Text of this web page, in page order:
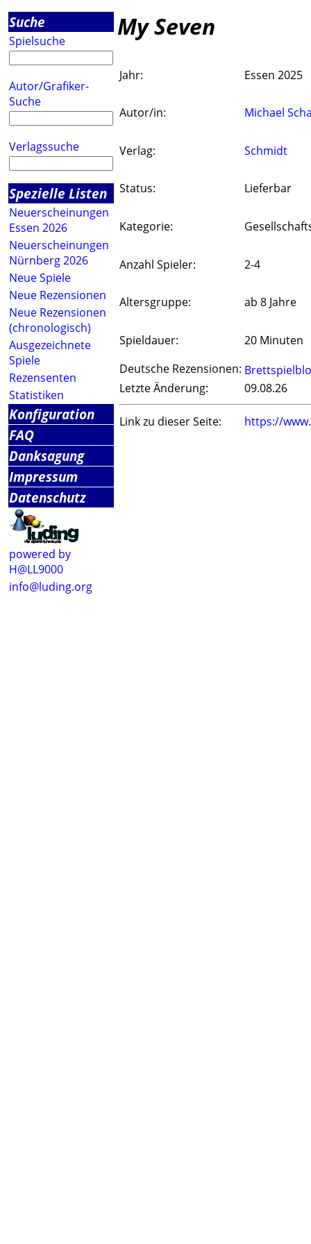
Suche
Spielsuche
Autor/Grafiker-
Suche
Verlagssuche
Spezielle Listen
Neuerscheinungen
Essen 2026
Neuerscheinungen
Nürnberg 2026
Neue Spiele
Neue Rezensionen
Neue Rezensionen
(chronologisch)
Ausgezeichnete
Spiele
Rezensenten
Statistiken
Konfiguration
FAQ
Danksagung
Impressum
Datenschutz
powered by
H@LL9000
info@luding.org
My Seven
Jahr: Essen 2025
Autor/in: Michael
Verlag: Schmidt
Status: Lieferbar
Kategorie:
Anzahl Spieler: 2-4
Altersgruppe: ab 8 Jahre
Spieldauer:
20 Minuten
Deutsche Rezensionen:
Letzte Änderung:
09.08.26
Link zu dieser Seite: https://